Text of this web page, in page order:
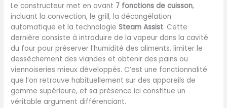
la cuisson et la vapeur pour
rendre vos recettes
croustillantes à l'extérieur
et juteuses à l'intérieur.
Display Touch control :
Contrôle facile grâce aux
touches tactiles Cooling
Fan : système de
ventilation pour un
refroidissement optimal du
Le constructeur met en avant 7 fonctions de cuisson,
incluant la convection, le grill, la décongélation
automatique et la technologieSteam Assist. Cette
dernière consiste à introduire de la vapeur dans la cavité
du four pour préserver l’humidité des aliments, limiter le
dessèchement des viandes et obtenir des pains ou
viennoiseries mieux développés. C’est une fonctionnalité
que l’on retrouve habituellement sur des appareils de
gamme supérieure, et sa présence ici constitue un
véritable argument différenciant.